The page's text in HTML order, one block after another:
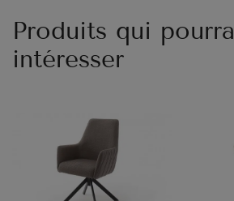
Produits qui
intéresser